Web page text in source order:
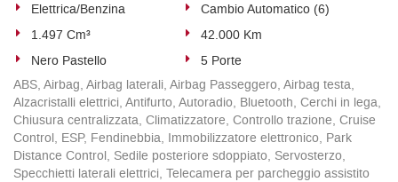
Elettrica/Benzina
Cambio Automatico (6)
1.497 Cm³
42.000 Km
Nero Pastello
5 Porte
ABS, Airbag, Airbag laterali, Airbag Passeggero, Airbag testa,
Alzacristalli elettrici, Antifurto, Autoradio, Bluetooth, Cerchi in lega,
Chiusura centralizzata, Climatizzatore, Controllo trazione, Cruise
Control, ESP, Fendinebbia, Immobilizzatore elettronico, Park
Distance Control, Sedile posteriore sdoppiato, Servosterzo,
Specchietti laterali elettrici, Telecamera per parcheggio assistito